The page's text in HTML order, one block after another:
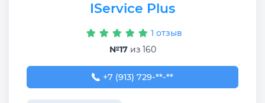
IService Plus
1 отзыв
№17из 160
+7 (913) 729-31-07
+7 (913) 729-**-**